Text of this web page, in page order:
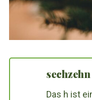
sechzehn
Das h ist